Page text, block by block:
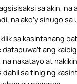
sa akin, na
na ako’y sinugo sa
sa kasintahang
ang
nakatayo at
dahil sa tinig ng